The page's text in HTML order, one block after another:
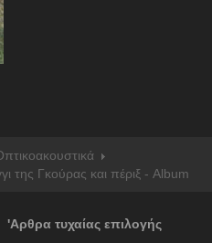
της Γκούρας και πέριξ - Album
'Αρθρα τυχαίας επιλογής